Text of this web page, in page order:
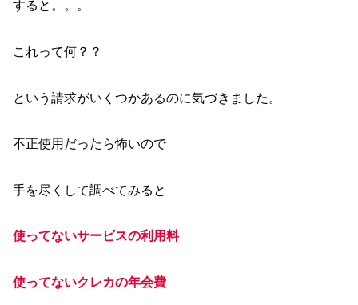
すると。。。
これって何？？
という請求がいくつかあるのに気づきました。
不正使用だったら怖いので
手を尽くして調べてみると
使ってないサービスの利用料
使ってないクレカの年会費